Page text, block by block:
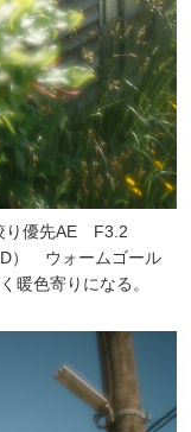
り優先AE F3.2
） ウォームゴール
暖色寄りになる。